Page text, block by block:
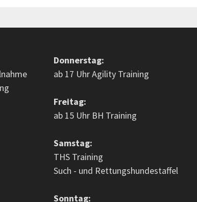
Donnerstag:
ab 17 Uhr Agility Training
Freitag:
ab 15 Uhr BH Training
Samstag:
THS Training
Such - und Rettungshundestaffel
Sonntag: